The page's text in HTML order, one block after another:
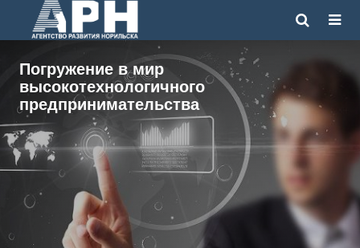
Погружение в мир
высокотехнологичного
предпринимательства